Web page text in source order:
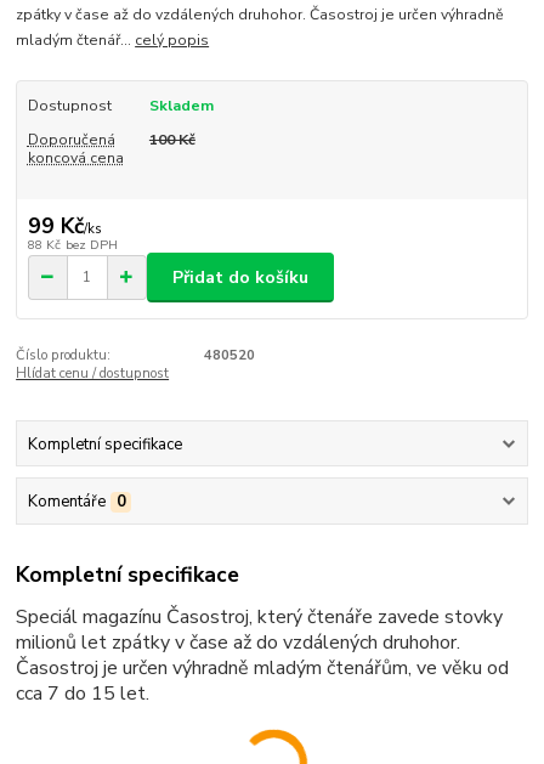
zpátky v čase až do vzdálených druhohor. Časostroj je určen výhradně
mladým čtenář... celý popis
Dostupnost
Skladem
Doporučená
koncová cena
100 Kč
99 Kč/ks
88 Kč bez DPH
Přidat do košíku
Číslo produktu:
480520
Hlídat cenu / dostupnost
Kompletní specifikace
Komentáře 0
Kompletní specifikace
Speciál magazínu Časostroj, který čtenáře zavede stovky
milionů let zpátky v čase až do vzdálených druhohor.
Časostroj je určen výhradně mladým čtenářům, ve věku od
cca 7 do 15 let.